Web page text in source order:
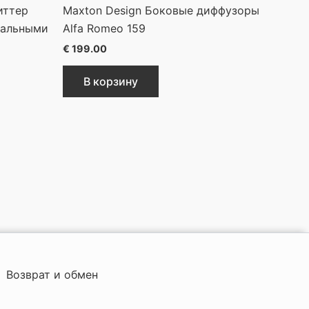
Maxton Design Боковые диффузоры
Alfa Romeo 159
€ 199.00
В корзину
Возврат и обмен